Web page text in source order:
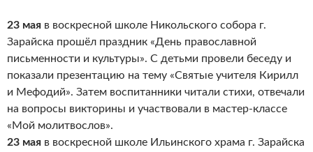
23 мая в воскресной школе Никольского собора г.
Зарайска прошёл праздник «День православной
письменности и культуры». С детьми провели беседу и
показали презентацию на тему «Святые учителя Кирилл
и Мефодий». Затем воспитанники читали стихи, отвечали
на вопросы викторины и участвовали в мастер-классе
«Мой молитвослов».
23 мая в воскресной школе Ильинского храма г. Зарайска